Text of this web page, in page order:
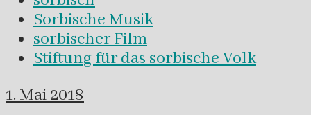
Sorbische Musik
sorbischer Film
Stiftung für das sorbische Volk
1. Mai 2018